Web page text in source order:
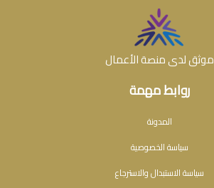
روابط مهمة
المدونة
سياسة الخصوصية
سياسة الاستبدال والاسترجاع
موثق لدى منصة الأعمال